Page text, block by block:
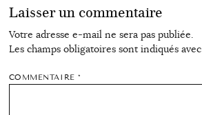
Laisser un commentaire
Votre adresse e-mail ne sera pas publiée.
Les champs obligatoires sont indiqués avec
COMMENTAIRE*